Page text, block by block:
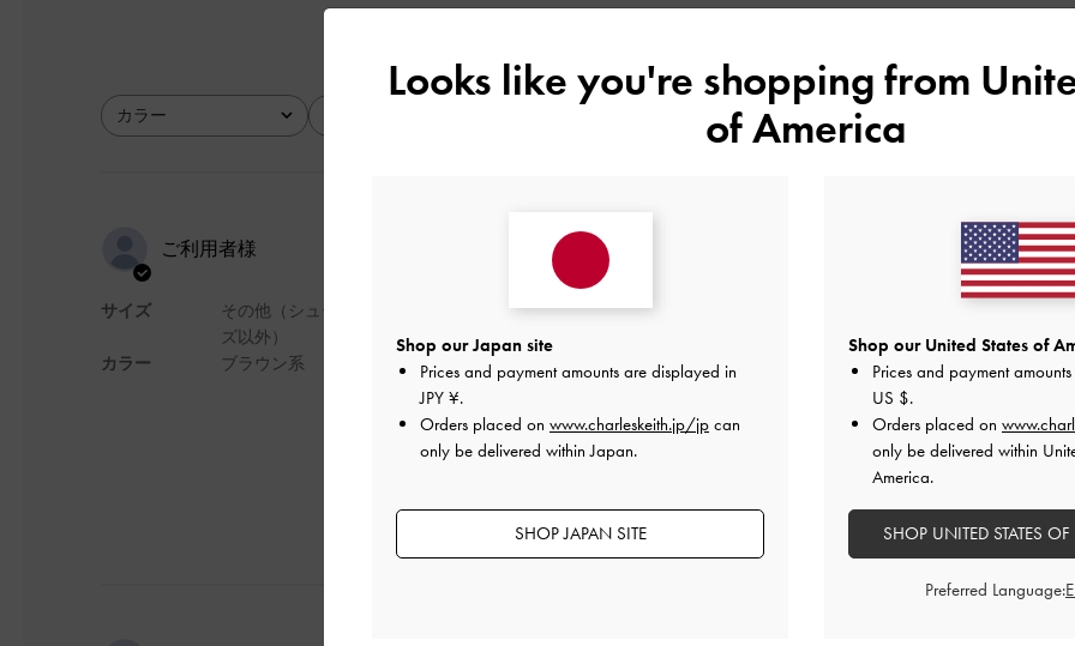
カラー
全て 品質
全て
ご利用者様
サイズ
カラー
その他（シュー
ズ以外）
ブラウン系
上品で使いやすいバッグです！
デザインがとてもおしゃれで、高級感があります。収納力も十分で、普段使いか
にかけやすく、とても気に入っています。購入してよかったです！
デザイン
とてもよかった
快適さ
とても
Looks like you're shopping from
of America
Shop our Japan site
Prices and payment amounts are displayed in
JPY ¥.
Orders placed on www.charleskeith.jp/jp can
only be delivered within Japan.
SHOP JAPAN SITE
Shop our United States of
Prices and payment
US $.
Orders placed on
only be delivered within
America.
SHOP UNITED STATES
Preferred Language: